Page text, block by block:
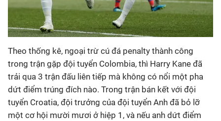
Theo thống kê, ngoại trừ cú đá penalty thành công
trong trận gặp đội tuyển Colombia, thì Harry Kane đã
trải qua 3 trận đấu liên tiếp mà không có nổi một pha
dứt điểm trúng đích nào. Trong trận bán kết với đội
tuyển Croatia, đội trưởng của đội tuyển Anh đã bỏ lỡ
một cơ hội mười mươi ở hiệp 1, và nếu anh dứt điểm